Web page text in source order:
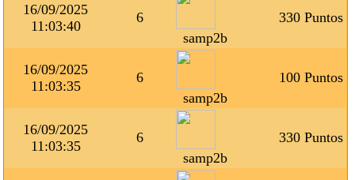
16/09/2025
11:03:40
6
samp2b
330 Puntos
16/09/2025
11:03:35
6
samp2b
100 Puntos
16/09/2025
11:03:35
6
samp2b
330 Puntos